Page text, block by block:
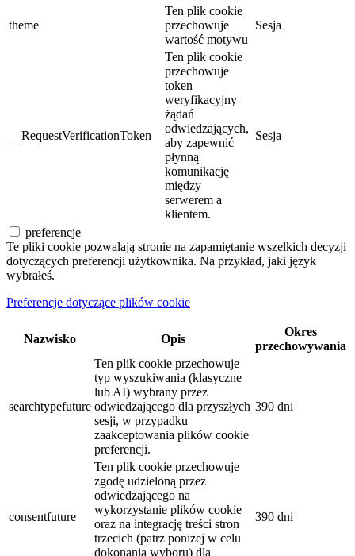
theme
Ten plik cookie
przechowuje
wartość motywu
Sesja
__RequestVerificationToken
Ten plik cookie
przechowuje
token
weryfikacyjny
żądań
odwiedzających,
aby zapewnić
płynną
komunikację
między
serwerem a
klientem.
Sesja
preferencje
Te pliki cookie pozwalają stronie na zapamiętanie wszelkich decyzji
dotyczących preferencji użytkownika. Na przykład, jaki język
wybrałeś.
Preferencje dotyczące plików cookie
Nazwisko Opis
Okres
przechowywania
searchtypefuture
Ten plik cookie przechowuje
typ wyszukiwania (klasyczne
lub AI) wybrany przez
odwiedzającego dla przyszłych
sesji, w przypadku
zaakceptowania plików cookie
preferencji.
390 dni
consentfuture
Ten plik cookie przechowuje
zgodę udzieloną przez
odwiedzającego na
wykorzystanie plików cookie
oraz na integrację treści stron
trzecich (patrz poniżej w celu
dokonania wyboru) dla
390 dni